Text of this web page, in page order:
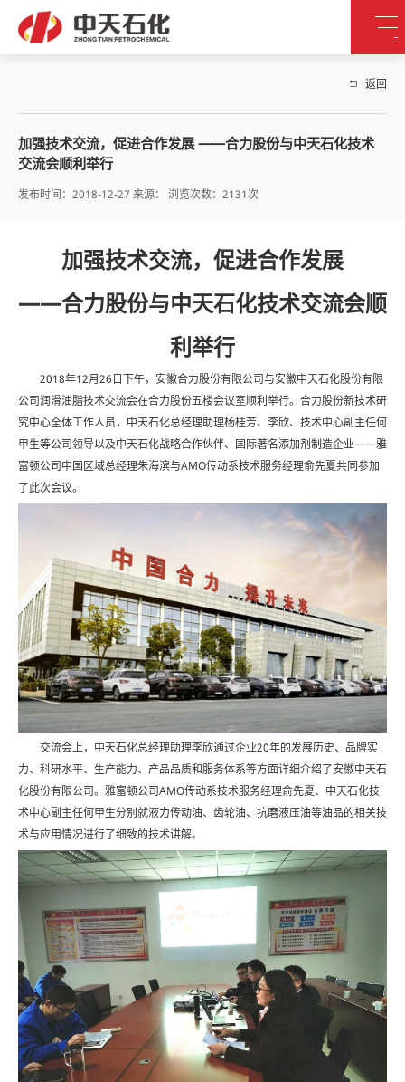
返回
加强技术交流，促进合作发展 ——合力股份与中天石化技术
交流会顺利举行
发布时间：2018-12-27 来源： 浏览次数：2131次
加强技术交流，促进合作发展
——合力股份与中天石化技术交流会顺
利举行
2018年12月26日下午，安徽合力股份有限公司与安徽中天石化股份有限
公司润滑油脂技术交流会在合力股份五楼会议室顺利举行。合力股份新技术研
究中心全体工作人员，中天石化总经理助理杨桂芳、李欣、技术中心副主任何
甲生等公司领导以及中天石化战略合作伙伴、国际著名添加剂制造企业——雅
富顿公司中国区域总经理朱海滨与AMO传动系技术服务经理俞先夏共同参加
了此次会议。
交流会上，中天石化总经理助理李欣通过企业20年的发展历史、品牌实
力、科研水平、生产能力、产品品质和服务体系等方面详细介绍了安徽中天石
化股份有限公司。雅富顿公司AMO传动系技术服务经理俞先夏、中天石化技
术中心副主任何甲生分别就液力传动油、齿轮油、抗磨液压油等油品的相关技
术与应用情况进行了细致的技术讲解。